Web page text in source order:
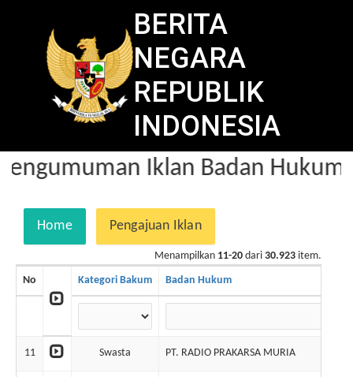
BERITA
NEGARA
REPUBLIK
INDONESIA
Iklan Badan Hukum
Home Pengajuan Iklan
Menampilkan 11-20 dari 30.923 item.
No Kategori Bakum Badan Hukum
11 Swasta PT. RADIO PRAKARSA MURIA